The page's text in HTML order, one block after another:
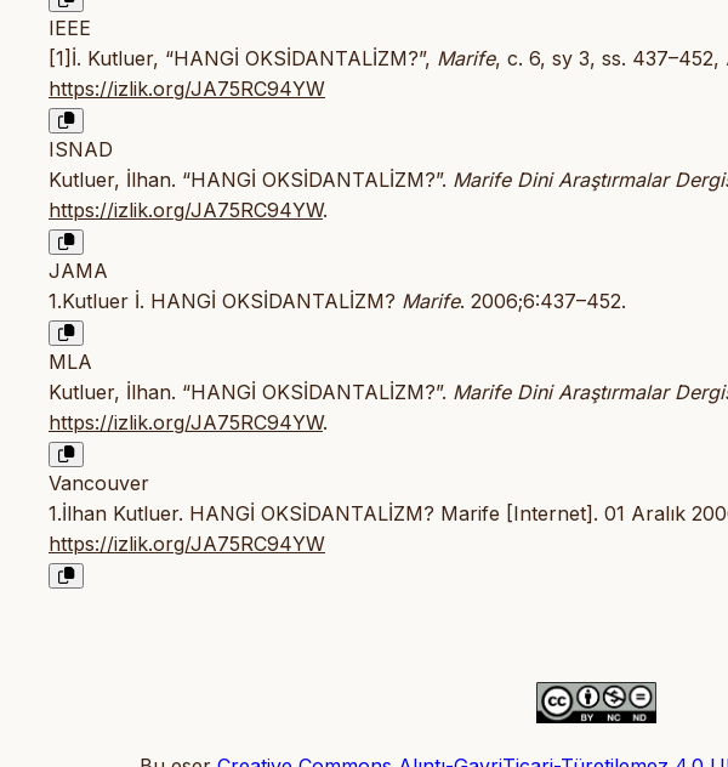
IEEE
[1]İ. Kutluer, “HANGİ OKSİDANTALİZM?”, Marife, c. 6, sy 3, ss. 437–452,
https://izlik.org/JA75RC94YW
ISNAD
Kutluer, İlhan. “HANGİ OKSİDANTALİZM?”. Marife Dini Araştırmalar
https://izlik.org/JA75RC94YW.
JAMA
1.Kutluer İ. HANGİ OKSİDANTALİZM? Marife. 2006;6:437–452.
MLA
Kutluer, İlhan. “HANGİ OKSİDANTALİZM?”. Marife Dini Araştırmalar
https://izlik.org/JA75RC94YW.
Vancouver
1.İlhan Kutluer. HANGİ OKSİDANTALİZM? Marife [Internet]. 01 Aralık
https://izlik.org/JA75RC94YW